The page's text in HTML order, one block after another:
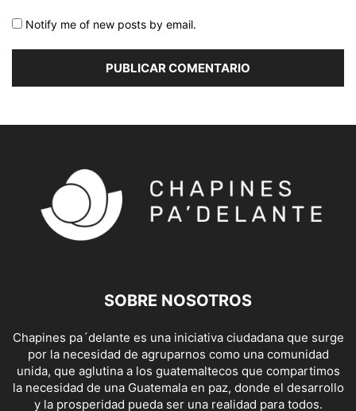
Notify me of new posts by email.
SOBRE NOSOTROS
Chapines pa´delante es una iniciativa ciudadana que surge
por la necesidad de agruparnos como una comunidad
unida, que aglutina a los guatemaltecos que compartimos
la necesidad de una Guatemala en paz, donde el desarrollo
y la prosperidad pueda ser una realidad para todos.